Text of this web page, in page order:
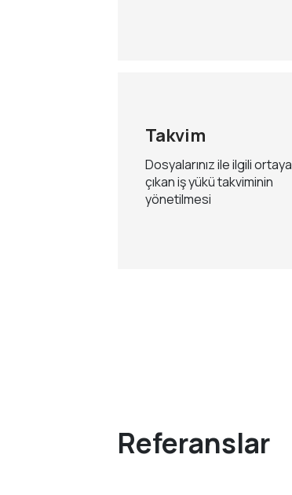
Takvim
Dosyalarınız ile ilgili ortaya
çıkan iş yükü takviminin
yönetilmesi
Referanslar